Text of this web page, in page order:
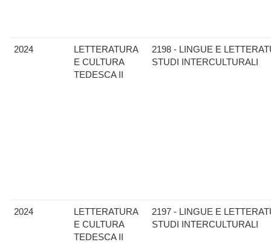
2024
LETTERATURA
E CULTURA
TEDESCA II
2198 - LINGUE E
STUDI INTERCULTURALI
2024
LETTERATURA
E CULTURA
TEDESCA II
2197 - LINGUE E
STUDI INTERCULTURALI